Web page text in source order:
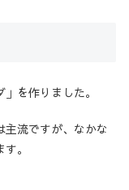
を作りました。
流ですが、なかな
。